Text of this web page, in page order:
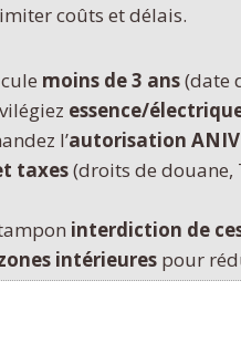
coûts et délais.
moins de 3 ans(date
essence/
l’autorisation ANIV
taxes(droits de douane,
interdiction de
intérieures pour